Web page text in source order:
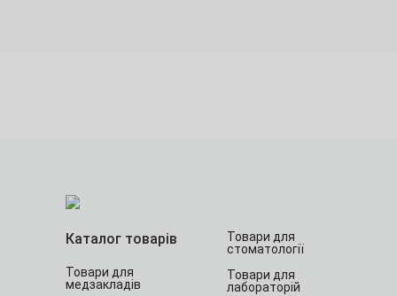
Каталог товарів
Товари для
медзакладів
Товари для
стоматології
Товари для
лабораторій